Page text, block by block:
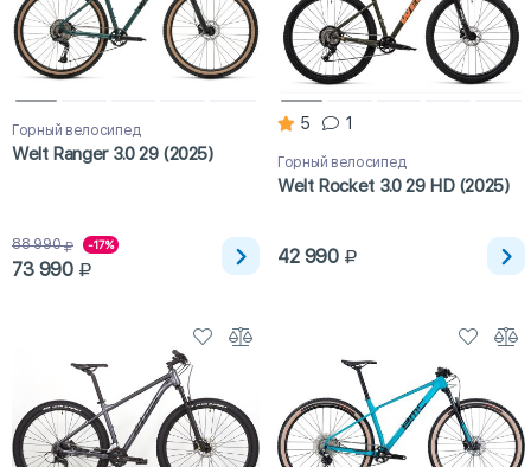
Горный велосипед
Welt Ranger 3.0 29 (2025)
88 990 -17%
73 990
5 1
Горный велосипед
Welt Rocket 3.0 29 HD (2025)
42 990